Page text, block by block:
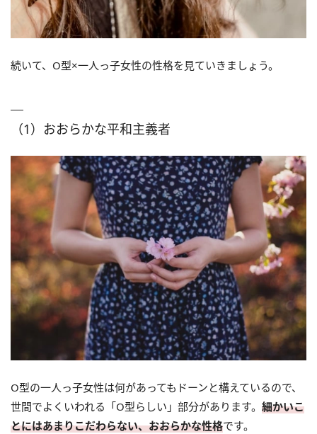
続いて、O型×一人っ子女性の性格を見ていきましょう。
（1）おおらかな平和主義者
O型の一人っ子女性は何があってもドーンと構えているので、
世間でよくいわれる「O型らしい」部分があります。 細かいこ
とにはあまりこだわらない、おおらかな性格です。